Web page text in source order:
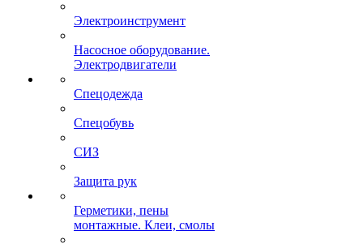
Электроинструмент
Насосное оборудование.
Электродвигатели
Спецодежда
Спецобувь
СИЗ
Защита рук
Герметики, пены
монтажные. Клеи, смолы